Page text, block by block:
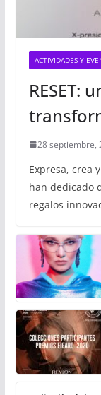
ACTIVIDADES Y
RESET:
28 septiembre,
Expresa, crea
han dedicado
regalos